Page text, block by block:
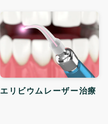
エリビウムレーザー治療